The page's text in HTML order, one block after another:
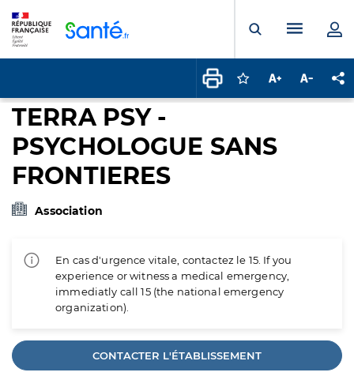
Ouvrir laMenu
Connectez-vous
Augmenter la
TERRA PSY -
PSYCHOLOGUE SANS
FRONTIERES
Association
En cas d'urgence vitale, contactez le 15. If you
experience or witness a medical emergency,
immediatly call 15 (the national emergency
organization).
CONTACTER L'ÉTABLISSEMENT